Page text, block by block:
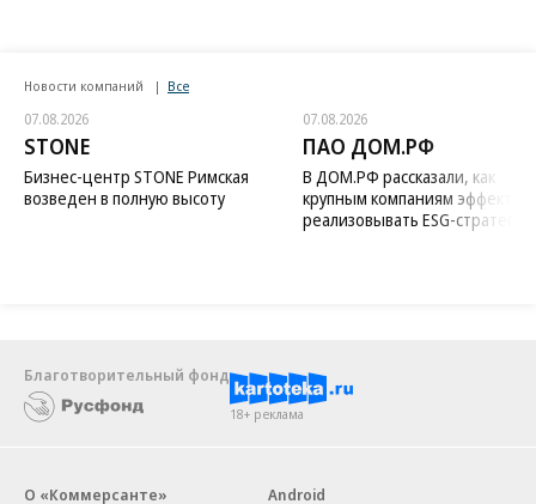
Новости компаний Все
07.08.2026
STONE
Бизнес-центр STONE Римская
возведен в полную высоту
07.08.2026
ПАО ДОМ.РФ
В ДОМ.РФ рассказали, как
крупным компаниям
реализовывать ESG-стратегию
Благотворительный фонд
18+ реклама
О «Коммерсанте»
Android